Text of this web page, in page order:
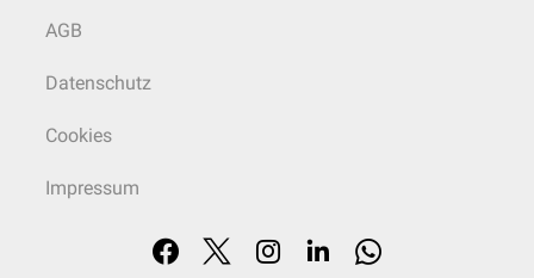
AGB
Datenschutz
Cookies
Impressum